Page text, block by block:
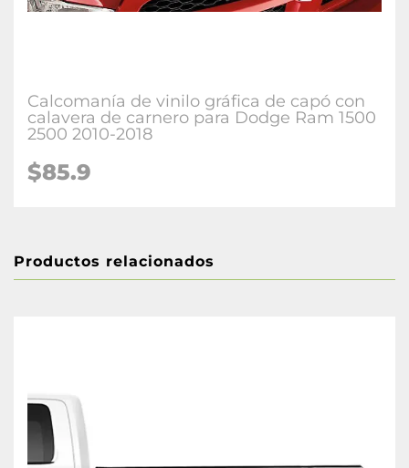
Calcomanía de vinilo gráfica de capó con
calavera de carnero para Dodge Ram 1500
2500 2010-2018
$85.9
Productos relacionados